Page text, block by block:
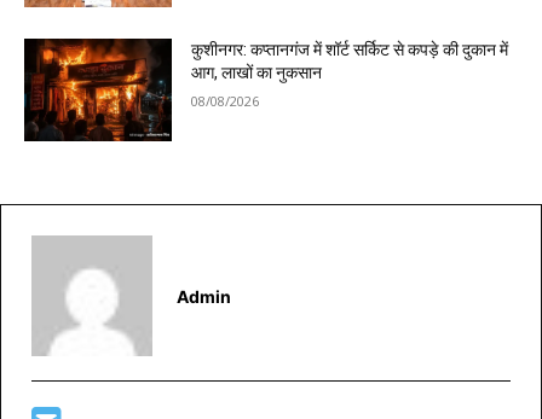
कुशीनगर: कप्तानगंज में शॉर्ट सर्किट से कपड़े की दुकान में
आग, लाखों का नुकसान
08/08/2026
Admin